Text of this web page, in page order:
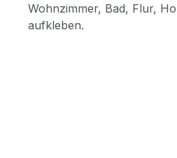
Wohnzimmer, Bad, Flur,
aufkleben.